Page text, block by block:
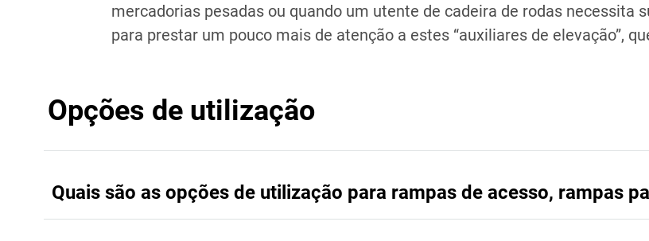
mercadorias pesadas ou quando um utente de cadeira de rodas necessita
para prestar um pouco mais de atenção a estes “auxiliares de elevação”,
Opções de utilização
Quais são as opções de utilização para rampas de acesso, rampas